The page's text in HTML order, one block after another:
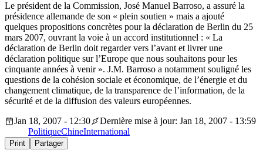
Le président de la Commission, José Manuel Barroso, a assuré la
présidence allemande de son « plein soutien » mais a ajouté
quelques propositions concrètes pour la déclaration de Berlin du 25
mars 2007, ouvrant la voie à un accord institutionnel : « La
déclaration de Berlin doit regarder vers l’avant et livrer une
déclaration politique sur l’Europe que nous souhaitons pour les
cinquante années à venir ». J.M. Barroso a notamment souligné les
questions de la cohésion sociale et économique, de l’énergie et du
changement climatique, de la transparence de l’information, de la
sécurité et de la diffusion des valeurs européennes.
Jan 18, 2007 - 12:30
Dernière mise à jour: Jan 18, 2007 - 13:59
PolitiqueChineInternational
Print Partager